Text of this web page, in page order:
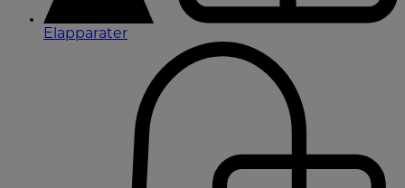
Elapparater